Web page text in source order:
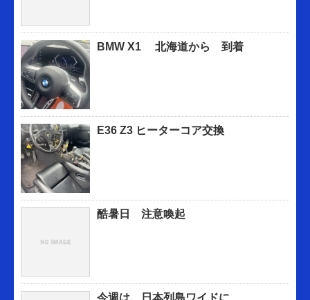
BMW X1 北海道から 到着
E36 Z3 ヒーターコア交換
酷暑日 注意喚起
今週は 日本列島ワイドに